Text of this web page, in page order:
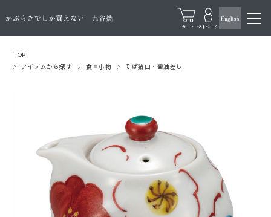
TOP
アイテムから探す
食卓小物 そば猪口・醤油差し